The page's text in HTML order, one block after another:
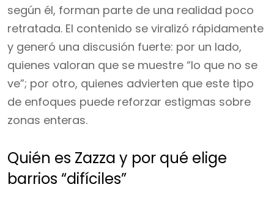
según él, forman parte de una realidad poco
retratada. El contenido se viralizó rápidamente
y generó una discusión fuerte: por un lado,
quienes valoran que se muestre “lo que no se
ve”; por otro, quienes advierten que este tipo
de enfoques puede reforzar estigmas sobre
zonas enteras.
Quién es Zazza y por qué elige
barrios “difíciles”